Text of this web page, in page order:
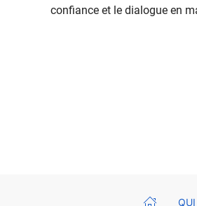
confiance et le dialogue en